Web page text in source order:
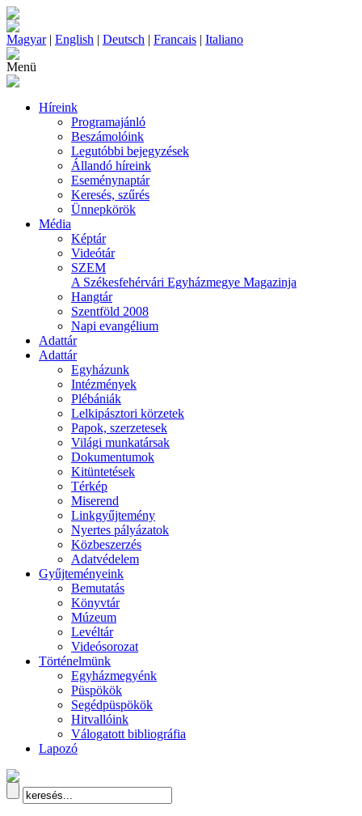
Magyar| English | Deutsch | Francais | Italiano
Menü
Híreink
Programajánló
Beszámolóink
Legutóbbi bejegyzések
Állandó híreink
Eseménynaptár
Keresés, szűrés
Ünnepkörök
Média
Képtár
Videótár
SZEM
A Székesfehérvári Egyházmegye Magazinja
Hangtár
Szentföld 2008
Napi evangélium
Adattár
Adattár
Egyházunk
Intézmények
Plébániák
Lelkipásztori körzetek
Papok, szerzetesek
Világi munkatársak
Dokumentumok
Kitüntetések
Térkép
Miserend
Linkgyűjtemény
Nyertes pályázatok
Közbeszerzés
Adatvédelem
Gyűjteményeink
Bemutatás
Könyvtár
Múzeum
Levéltár
Videósorozat
Történelmünk
Egyházmegyénk
Püspökök
Segédpüspökök
Hitvallóink
Válogatott bibliográfia
Lapozó